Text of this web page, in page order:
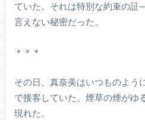
ていた。それは特別な約束の
言えない秘密だった。
＊＊＊
その日、真奈美はいつものよう
で接客していた。煙草の煙がゆ
現れた。